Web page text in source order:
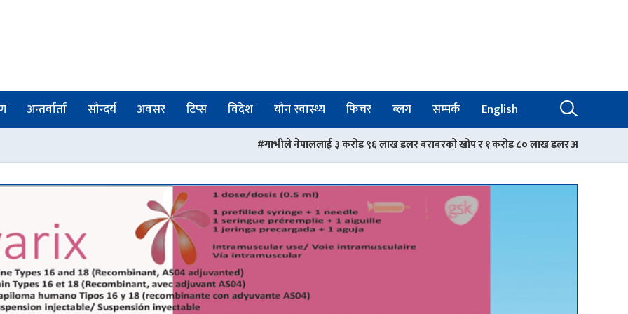
अन्तर्वार्ता सौन्दर्य अवसर टिप्स विदेश यौन स्वास्थ्य फिचर ब्लग सम्पर्क English
गाभीले नेपाललाई ३ करोड ९६ लाख डलर बराबरको खोप र १ करोड ८० लाख डलर अनुदान दिने स्वास्थ्य मन्त्री